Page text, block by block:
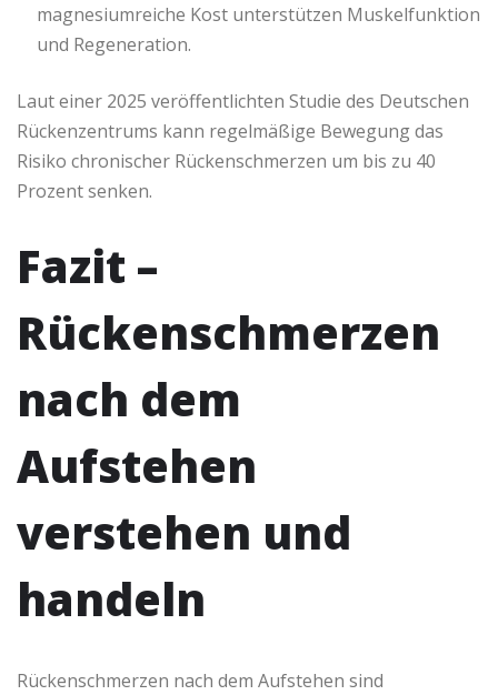
magnesiumreiche Kost unterstützen Muskelfunktion
und Regeneration.
Laut einer 2025 veröffentlichten Studie des Deutschen
Rückenzentrums kann regelmäßige Bewegung das
Risiko chronischer Rückenschmerzen um bis zu 40
Prozent senken.
Fazit –
Rückenschmerzen
nach dem
Aufstehen
verstehen und
handeln
Rückenschmerzen nach dem Aufstehen sind